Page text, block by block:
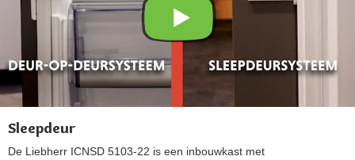
Sleepdeur
De Liebherr ICNSD 5103-22 is een inbouwkast met